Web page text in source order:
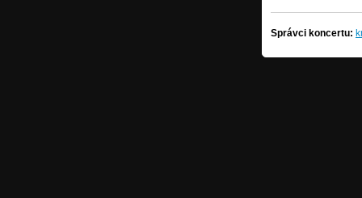
Správci koncertu: